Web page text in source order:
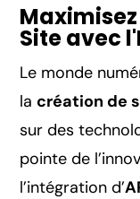
Site avec
Le monde
la création de
sur des
pointe de
l’intégration d’